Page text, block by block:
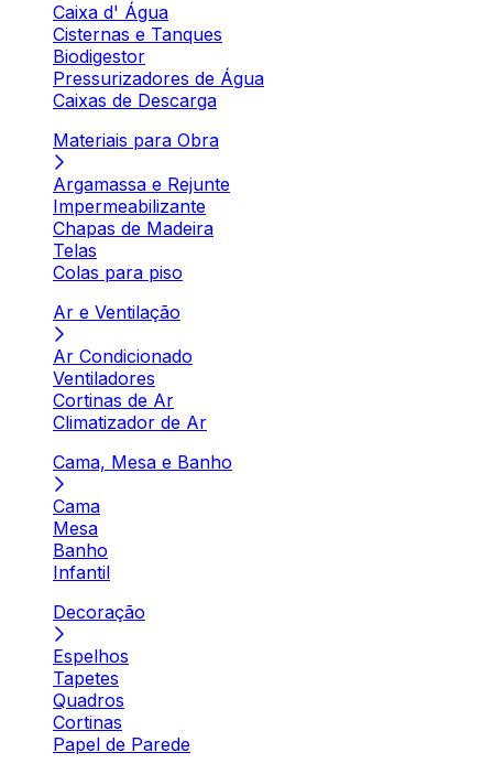
Caixa d' Água
Cisternas e Tanques
Biodigestor
Pressurizadores de Água
Caixas de Descarga
Materiais para Obra
Argamassa e Rejunte
Impermeabilizante
Chapas de Madeira
Telas
Colas para piso
Ar e Ventilação
Ar Condicionado
Ventiladores
Cortinas de Ar
Climatizador de Ar
Cama, Mesa e Banho
Cama
Mesa
Banho
Infantil
Decoração
Espelhos
Tapetes
Quadros
Cortinas
Papel de Parede